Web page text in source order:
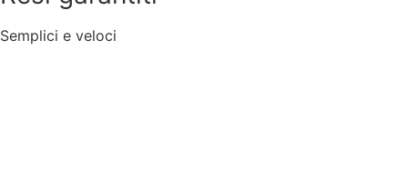
Semplici e veloci